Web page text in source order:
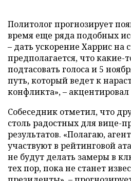
Политолог прогнозирует
время еще ряда подобных
– дать ускорение Харрис на
предполагается, что
подтасовать голоса и 5
путь, который ведет к
конфликта», – акцентировал
Собеседник отметил, что
столь радостных для вице-
результатов. «Полагаю,
участвуют в рейтинговой
не будут делать замеры в
тех пор, пока не станет